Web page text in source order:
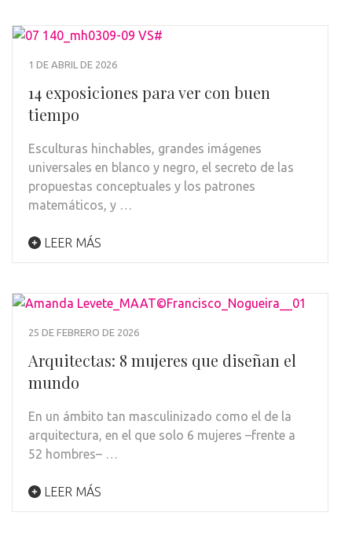
1 DE ABRIL DE 2026
14 exposiciones para ver con buen
tiempo
Esculturas hinchables, grandes imágenes
universales en blanco y negro, el secreto de las
propuestas conceptuales y los patrones
matemáticos, y …
LEER MÁS
25 DE FEBRERO DE 2026
Arquitectas: 8 mujeres que diseñan el
mundo
En un ámbito tan masculinizado como el de la
arquitectura, en el que solo 6 mujeres –frente a
52 hombres– …
LEER MÁS